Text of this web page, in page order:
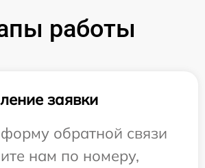
работы
заявки
обратной связи
нам по номеру,